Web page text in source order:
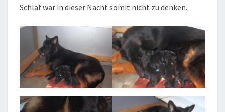
Schlaf war in dieser Nacht somit nicht zu denken.